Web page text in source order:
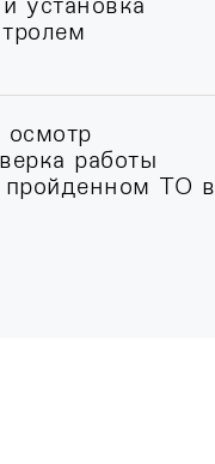
работы
пройденном ТО в